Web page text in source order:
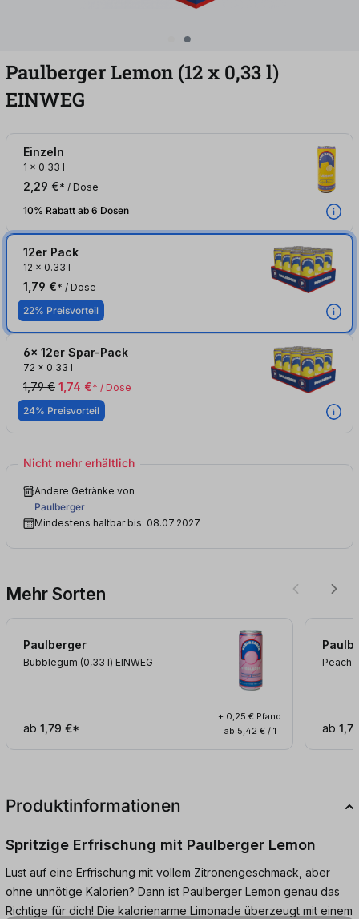
Paulberger Lemon (12x 0,33l)
EINWEG
Einzeln
1 x 0.33 l
2,29 €* / Dose
10% Rabatt ab 6 Dosen
12er Pack
12 x 0.33 l
1,79 €* / Dose
22% Preisvorteil
6x 12er Spar-Pack
72 x 0.33 l
1,79 € 1,74 €* / Dose
24% Preisvorteil
Nicht mehr erhältlich
Andere Getränke von
Paulberger
Mindestens haltbar bis: 08.07.2027
Mehr Sorten
Paulberger
Bubblegum (0,33 l) EINWEG
ab 1,79 €*
+ 0,25 € Pfand
ab 5,42 € / 1 l
Peach
ab
Produktinformationen
Spritzige Erfrischung mit Paulberger Lemon
Lust auf eine Erfrischung mit vollem Zitronengeschmack, aber
ohne unnötige Kalorien? Dann ist Paulberger Lemon genau das
Richtige für dich! Die kalorienarme Limonade überzeugt mit einem